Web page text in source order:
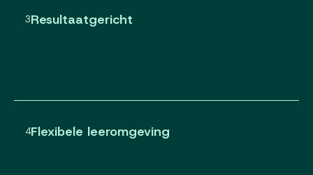
3Resultaatgericht
4Flexibele leeromgeving